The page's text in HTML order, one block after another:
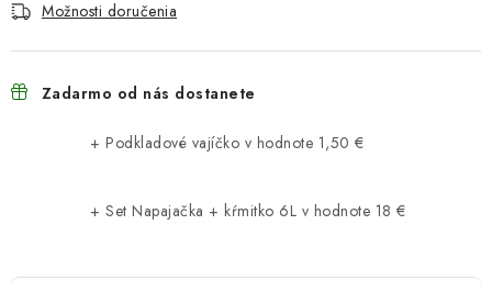
Možnosti doručenia
Zadarmo od nás dostanete
+ Podkladové vajíčko v hodnote 1,50 €
+ Set Napajačka + kŕmitko 6L v hodnote 18 €